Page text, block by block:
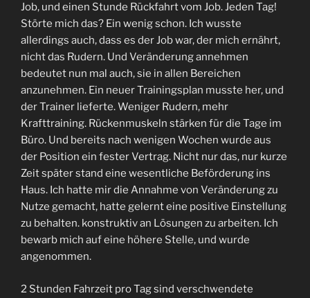
Job, und einen Stunde Rückfahrt vom Job. Jeden Tag!
Störte mich das? Ein wenig schon. Ich wusste
allerdings auch, dass es der Job war, der mich ernährt,
nicht das Rudern. Und Veränderung annehmen
bedeutet nun mal auch, sie in allen Bereichen
anzunehmen. Ein neuer Trainingsplan musste her, und
der Trainer lieferte. Weniger Rudern, mehr
Krafttraining. Rückenmuskeln stärken für die Tage im
Büro. Und bereits nach wenigen Wochen wurde aus
der Position ein fester Vertrag. Nicht nur das, nur kurze
Zeit später stand eine wesentliche Beförderung ins
Haus. Ich hatte mir die Annahme von Veränderung zu
Nutze gemacht, hatte gelernt eine positive Einstellung
zu behalten. konstruktiv an Lösungen zu arbeiten. Ich
bewarb mich auf eine höhere Stelle, und wurde
angenommen.
2 Stunden Fahrzeit pro Tag sind verschwendete